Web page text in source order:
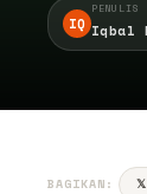
IQ
PENULIS
Iqbal
BAGIKAN: 𝕏